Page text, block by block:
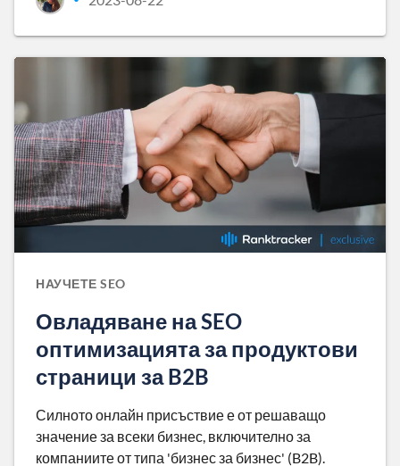
НАУЧЕТЕ SEO
Овладяване на SEO
оптимизацията за продуктови
страници за B2B
Силното онлайн присъствие е от решаващо
значение за всеки бизнес, включително за
компаниите от типа 'бизнес за бизнес' (B2B).